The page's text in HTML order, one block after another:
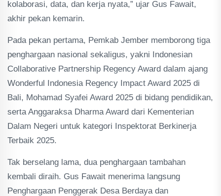
kolaborasi, data, dan kerja nyata,” ujar Gus Fawait,
akhir pekan kemarin.
Pada pekan pertama, Pemkab Jember memborong tiga
penghargaan nasional sekaligus, yakni Indonesian
Collaborative Partnership Regency Award dalam ajang
Wonderful Indonesia Regency Impact Award 2025 di
Bali, Mohamad Syafei Award 2025 di bidang pendidikan,
serta Anggaraksa Dharma Award dari Kementerian
Dalam Negeri untuk kategori Inspektorat Berkinerja
Terbaik 2025.
Tak berselang lama, dua penghargaan tambahan
kembali diraih. Gus Fawait menerima langsung
Penghargaan Penggerak Desa Berdaya dan